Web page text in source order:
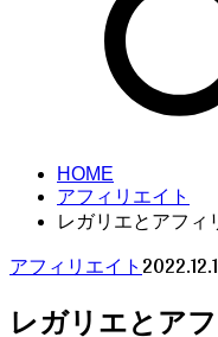
HOME
アフィリエイト
レガリエとアフィ
アフィリエイト
レガリエとア